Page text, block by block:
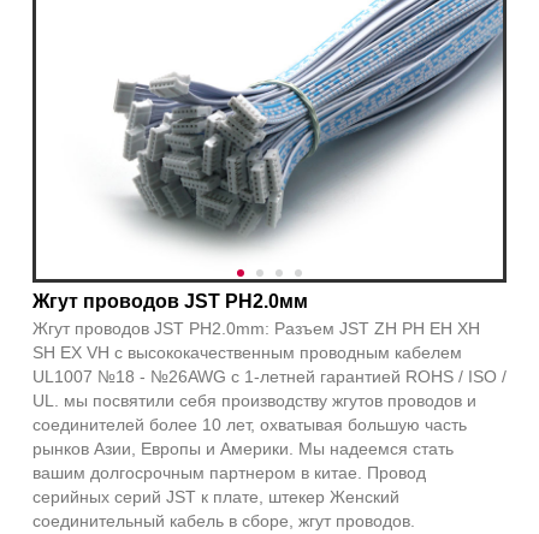
Жгут проводов JST PH2.0мм
Жгут проводов JST PH2.0mm: Разъем JST ZH PH EH XH
SH EX VH с высококачественным проводным кабелем
UL1007 №18 - №26AWG с 1-летней гарантией ROHS / ISO /
UL. мы посвятили себя производству жгутов проводов и
соединителей более 10 лет, охватывая большую часть
рынков Азии, Европы и Америки. Мы надеемся стать
вашим долгосрочным партнером в китае. Провод
серийных серий JST к плате, штекер Женский
соединительный кабель в сборе, жгут проводов.